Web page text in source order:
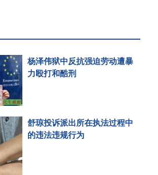
杨泽伟狱中反抗强迫劳动遭暴
力殴打和酷刑
舒琼投诉派出所在执法过程中
的违法违规行为